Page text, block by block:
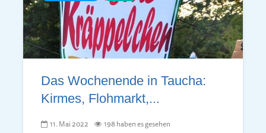
Das Wochenende in Taucha:
Kirmes, Flohmarkt,...
11. Mai 2022 198 haben es gesehen